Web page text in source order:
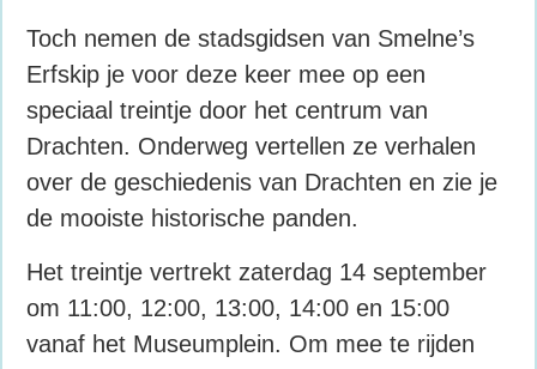
Toch nemen de stadsgidsen van Smelne’s
Erfskip je voor deze keer mee op een
speciaal treintje door het centrum van
Drachten. Onderweg vertellen ze verhalen
over de geschiedenis van Drachten en zie je
de mooiste historische panden.
Het treintje vertrekt zaterdag 14 september
om 11:00, 12:00, 13:00, 14:00 en 15:00
vanaf het Museumplein. Om mee te rijden